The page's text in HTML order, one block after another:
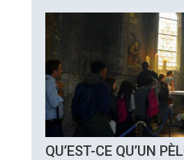
QU’EST-CE QU’UN